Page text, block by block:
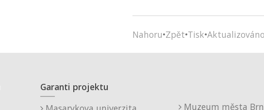
Nahoru•Zpět•Tisk•
Garanti projektu
Muzeum města